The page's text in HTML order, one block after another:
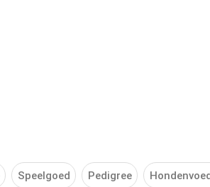
Speelgoed Pedigree